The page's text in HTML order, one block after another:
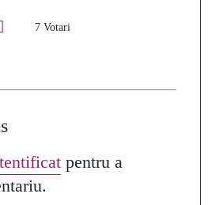
/ 5. Vote
7
pentru a